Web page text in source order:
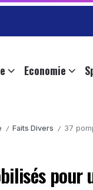
Economie
/ Faits Divers / 37
pour